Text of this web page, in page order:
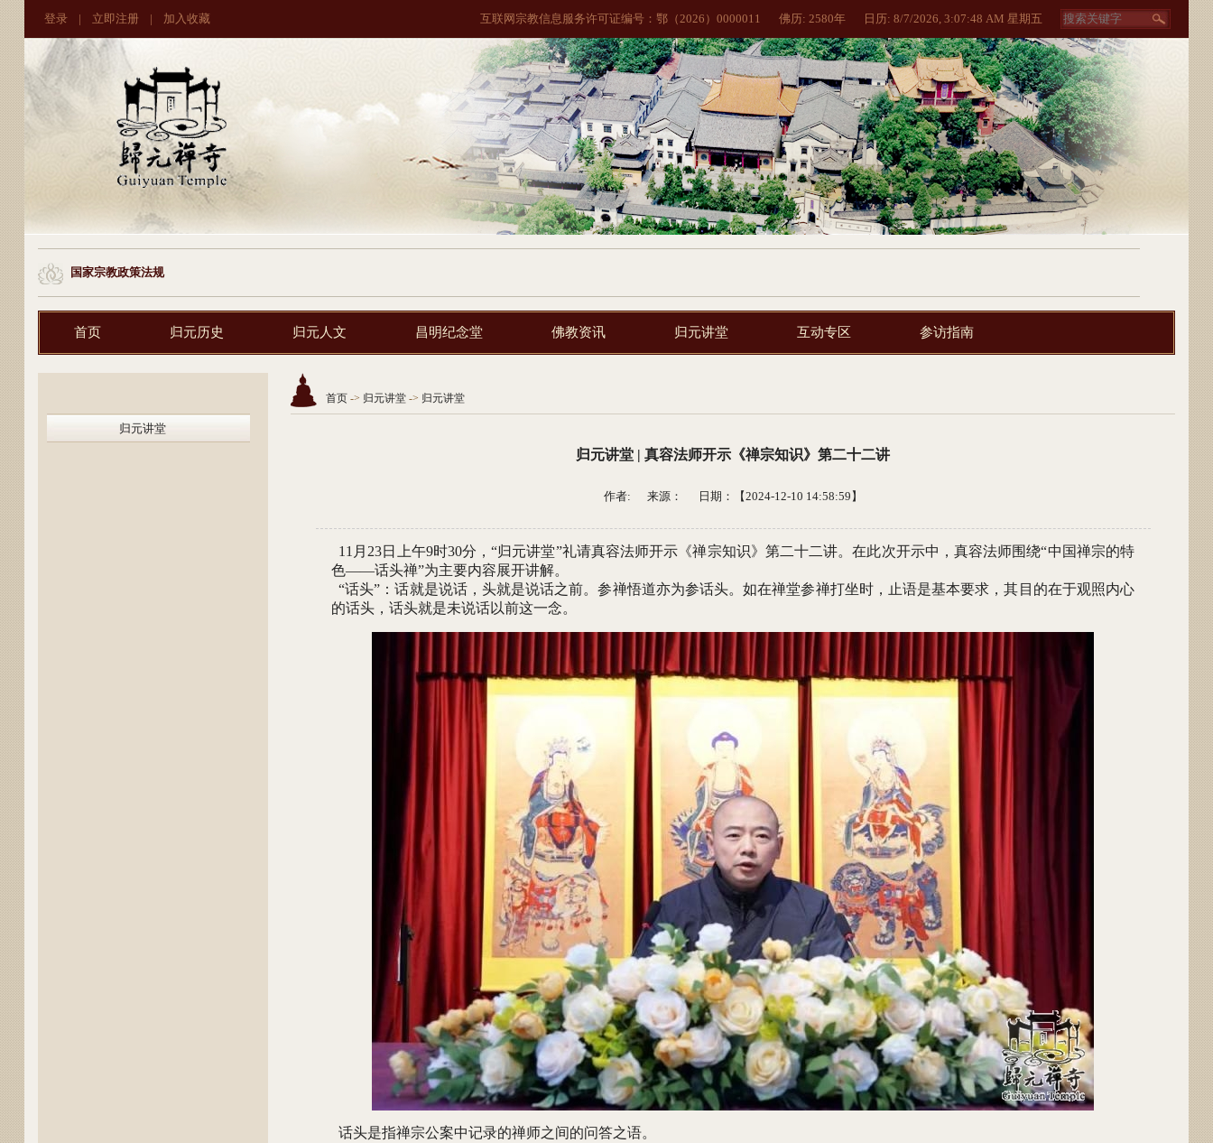
登录 | 立即注册 | 加入收藏 互联网宗教信息服务许可证编号：鄂（2026）0000011 佛历: 2580年 日历: 8/7/2026, 3:07:49 AM 星期五
国家宗教政策法规
首页 归元历史 归元人文 昌明纪念堂 佛教资讯 归元讲堂 互动专区 参访指南
归元讲堂
首页 -> 归元讲堂 -> 归元讲堂
归元讲堂 | 真容法师开示《禅宗知识》第二十二讲
作者: 来源： 日期：【2024-12-10 14:58:59】
11月23日上午9时30分，“归元讲堂”礼请真容法师开示《禅宗知识》第二十二讲。在此次开示中，真容法师围绕“中国禅宗的特
色——话头禅”为主要内容展开讲解。
“话头”：话就是说话，头就是说话之前。参禅悟道亦为参话头。如在禅堂参禅打坐时，止语是基本要求，其目的在于观照内心
的话头，话头就是未说话以前这一念。
话头是指禅宗公案中记录的禅师之间的问答之语。